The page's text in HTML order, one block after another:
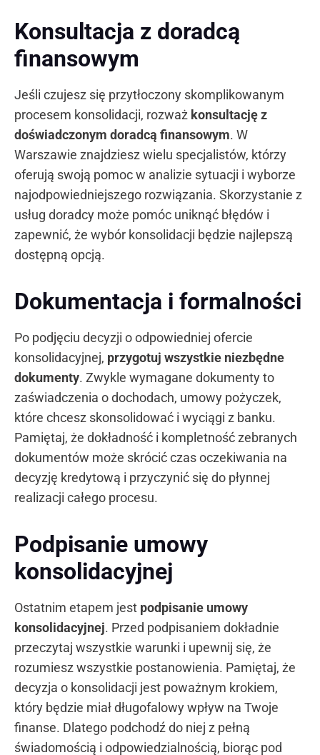
Konsultacja z doradcą
finansowym
Jeśli czujesz się przytłoczony skomplikowanym
procesem konsolidacji, rozważ konsultację z
doświadczonym doradcą finansowym. W
Warszawie znajdziesz wielu specjalistów, którzy
oferują swoją pomoc w analizie sytuacji i wyborze
najodpowiedniejszego rozwiązania. Skorzystanie z
usług doradcy może pomóc uniknąć błędów i
zapewnić, że wybór konsolidacji będzie najlepszą
dostępną opcją.
Dokumentacja i formalności
Po podjęciu decyzji o odpowiedniej ofercie
konsolidacyjnej, przygotuj wszystkie niezbędne
dokumenty. Zwykle wymagane dokumenty to
zaświadczenia o dochodach, umowy pożyczek,
które chcesz skonsolidować i wyciągi z banku.
Pamiętaj, że dokładność i kompletność zebranych
dokumentów może skrócić czas oczekiwania na
decyzję kredytową i przyczynić się do płynnej
realizacji całego procesu.
Podpisanie umowy
konsolidacyjnej
Ostatnim etapem jest podpisanie umowy
konsolidacyjnej. Przed podpisaniem dokładnie
przeczytaj wszystkie warunki i upewnij się, że
rozumiesz wszystkie postanowienia. Pamiętaj, że
decyzja o konsolidacji jest poważnym krokiem,
który będzie miał długofalowy wpływ na Twoje
finanse. Dlatego podchodź do niej z pełną
świadomością i odpowiedzialnością, biorąc pod